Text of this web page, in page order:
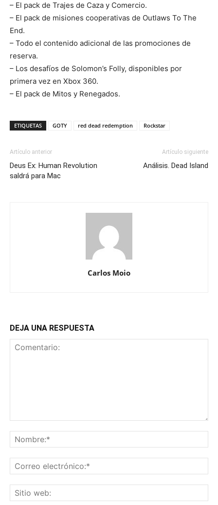
– El pack de Trajes de Caza y Comercio.
– El pack de misiones cooperativas de Outlaws To The
End.
– Todo el contenido adicional de las promociones de
reserva.
– Los desafíos de Solomon’s Folly, disponibles por
primera vez en Xbox 360.
– El pack de Mitos y Renegados.
ETIQUETAS GOTY red dead redemption Rockstar
Artículo anterior
Deus Ex: Human Revolution
saldrá para Mac
Artículo siguiente
Análisis. Dead Island
Carlos Moio
DEJA UNA RESPUESTA